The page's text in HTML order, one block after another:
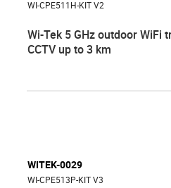
WI-CPE511H-KIT V2
Wi-Tek 5 GHz outdoor WiFi
CCTV up to 3 km
WITEK-0029
WI-CPE513P-KIT V3